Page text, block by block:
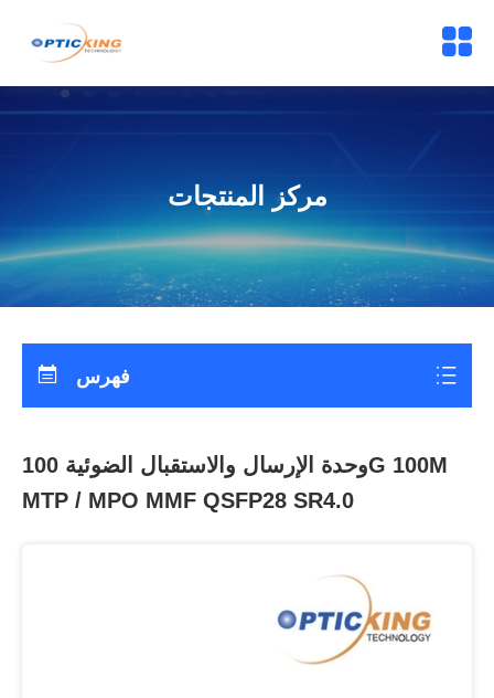
مركز المنتجات
فهرس
وحدة الإرسال والاستقبال الضوئية 100G 100M
MTP / MPO MMF QSFP28 SR4.0